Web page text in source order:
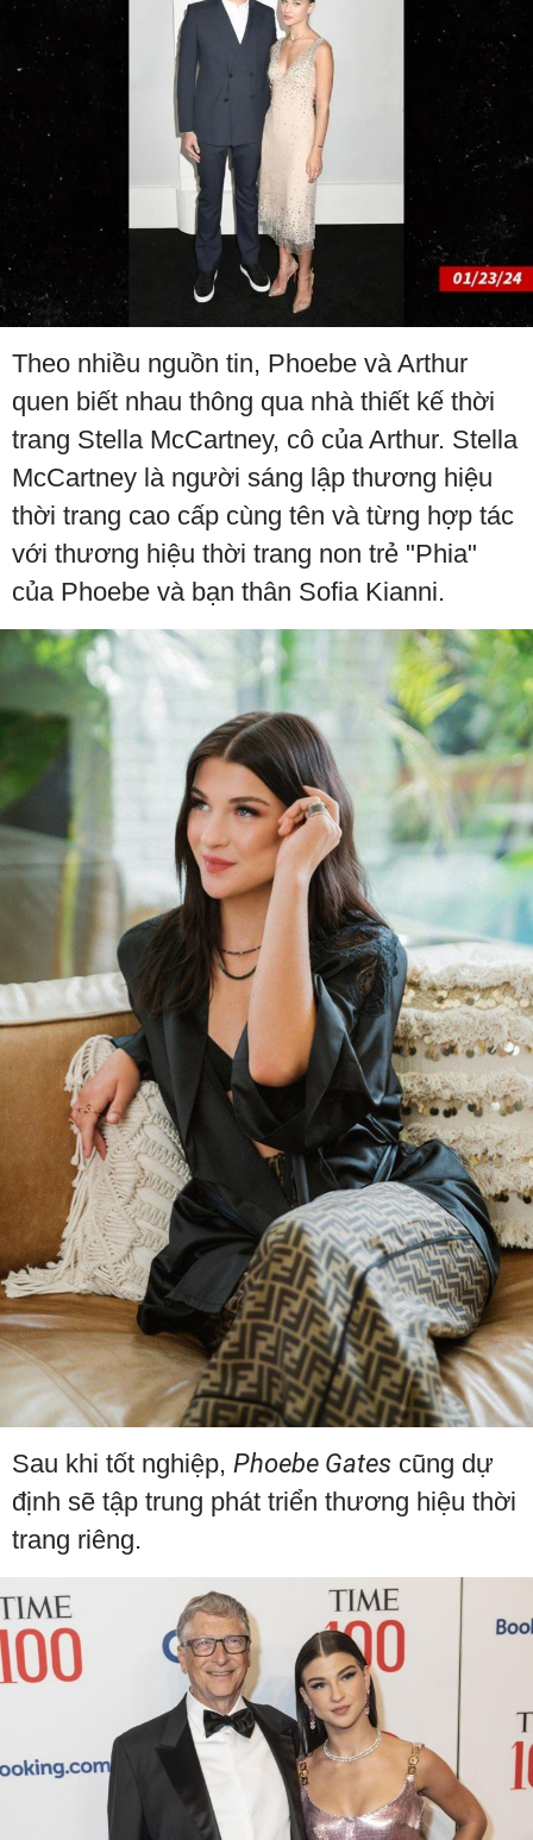
Theo nhiều nguồn tin, Phoebe và Arthur
quen biết nhau thông qua nhà thiết kế thời
trang Stella McCartney, cô của Arthur. Stella
McCartney là người sáng lập thương hiệu
thời trang cao cấp cùng tên và từng hợp tác
với thương hiệu thời trang non trẻ "Phia"
của Phoebe và bạn thân Sofia Kianni.
Sau khi tốt nghiệp, Phoebe Gates cũng dự
định sẽ tập trung phát triển thương hiệu thời
trang riêng.